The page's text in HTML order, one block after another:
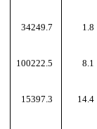
34249.7 1.8
100222.5 8.1
15397.3 14.4